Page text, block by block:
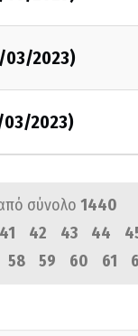
03/2023)
03/2023)
σύνολο 1440
41 42 43 44
58 59 60 61